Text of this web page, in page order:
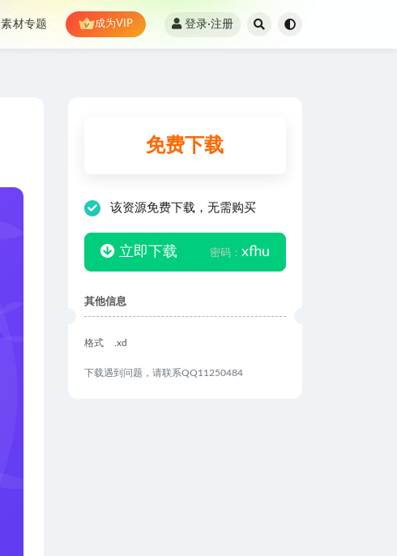
素材专题 成为VIP 登录·注册
免费下载
该资源免费下载，无需购买
立即下载 密码： xfhu
其他信息
格式 .xd
下载遇到问题，请联系QQ11250484